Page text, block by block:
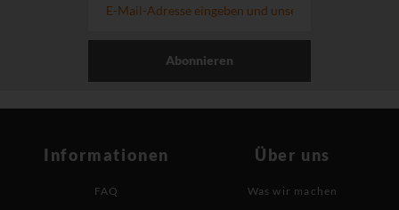
Abonnieren
Informationen
FAQ
Über uns
Was wir machen